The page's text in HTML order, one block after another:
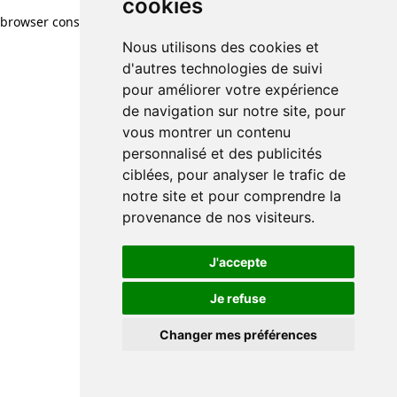
cookies
Nous utilisons des cookies et
d'autres technologies de suivi
pour améliorer votre expérience
de navigation sur notre site, pour
vous montrer un contenu
personnalisé et des publicités
ciblées, pour analyser le trafic de
notre site et pour comprendre la
provenance de nos visiteurs.
J'accepte
Je refuse
Changer mes préférences
browser console for more information)